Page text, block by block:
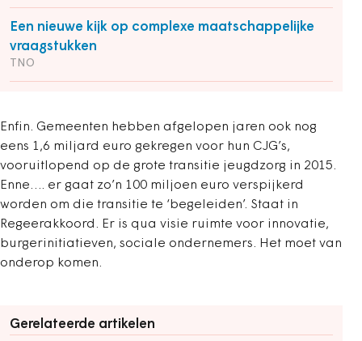
Een nieuwe kijk op complexe maatschappelijke
vraagstukken
TNO
Enfin. Gemeenten hebben afgelopen jaren ook nog
eens 1,6 miljard euro gekregen voor hun CJG’s,
vooruitlopend op de grote transitie jeugdzorg in 2015.
Enne…. er gaat zo’n 100 miljoen euro verspijkerd
worden om die transitie te ‘begeleiden’. Staat in
Regeerakkoord. Er is qua visie ruimte voor innovatie,
burgerinitiatieven, sociale ondernemers. Het moet van
onderop komen.
Gerelateerde artikelen